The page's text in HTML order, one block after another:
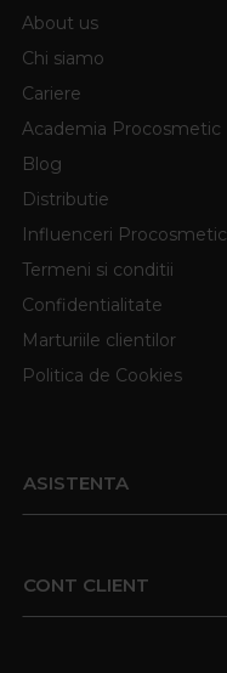
About us
Chi siamo
Cariere
Academia Procosmetic
Blog
Distributie
Influenceri Procosmetic
Termeni si conditii
Confidentialitate
Marturiile clientilor
Politica de Cookies
ASISTENTA
CONT CLIENT